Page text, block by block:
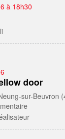
à 18h30
door
sur-Beuvron